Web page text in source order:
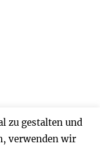
zu gestalten und
verwenden wir